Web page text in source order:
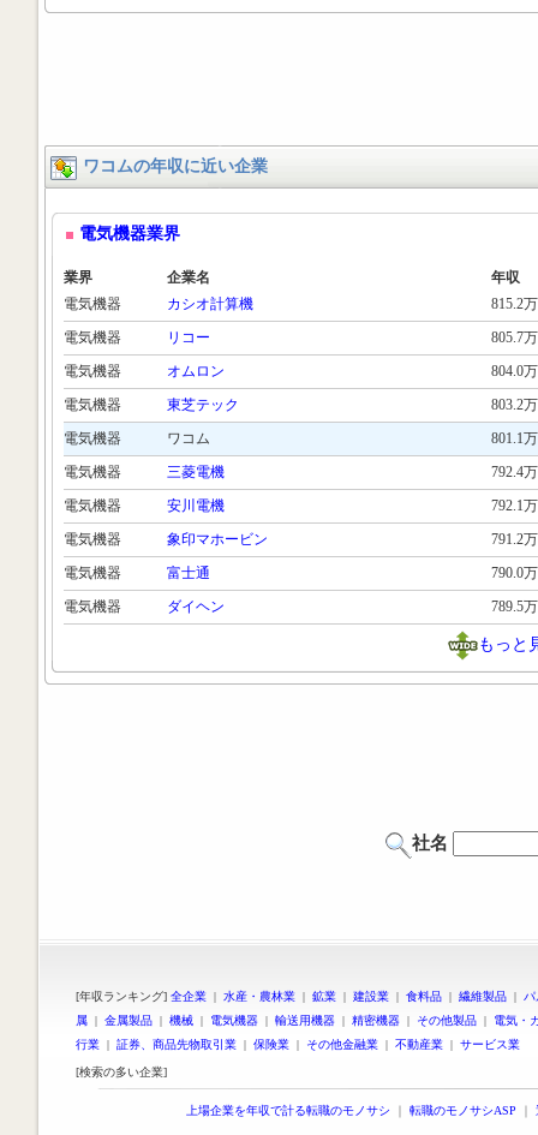
ワコムの年収に近い企業
電気機器業界
業界 企業名
年収
電気機器
カシオ計算機
815.2万
電気機器
リコー
805.7万
電気機器
オムロン
804.0万
電気機器
東芝テック
803.2万
電気機器
ワコム
801.1万
電気機器
三菱電機
792.4万
電気機器
安川電機
792.1万
電気機器
象印マホービン
791.2万
電気機器
富士通
790.0万
電気機器
ダイヘン 789.5万
もっと
社名
[年収ランキング] 全企業 | 水産・農林業 | 鉱業 | 建設業 | 食料品 | 繊維製品 |
属 | 金属製品 | 機械 | 電気機器 | 輸送用機器 | 精密機器 | その他製品 | 電気・
行業 | 証券、商品先物取引業 | 保険業 | その他金融業 | 不動産業 | サービス業
[検索の多い企業]
上場企業を年収で計る転職のモノサシ ｜ 転職のモノサシASP ｜